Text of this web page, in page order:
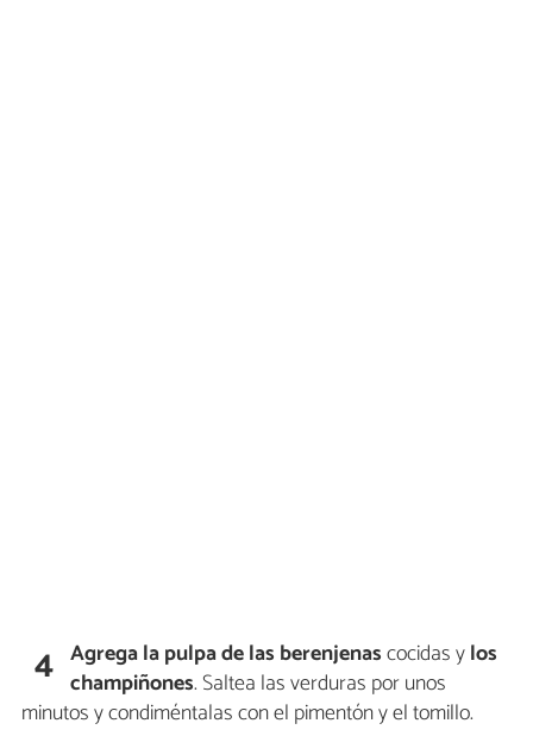
4 Agrega la pulpa de las berenjenascocidas ylos
champiñones. Saltea las verduras por unos
minutos y condiméntalas con el pimentón y el tomillo.